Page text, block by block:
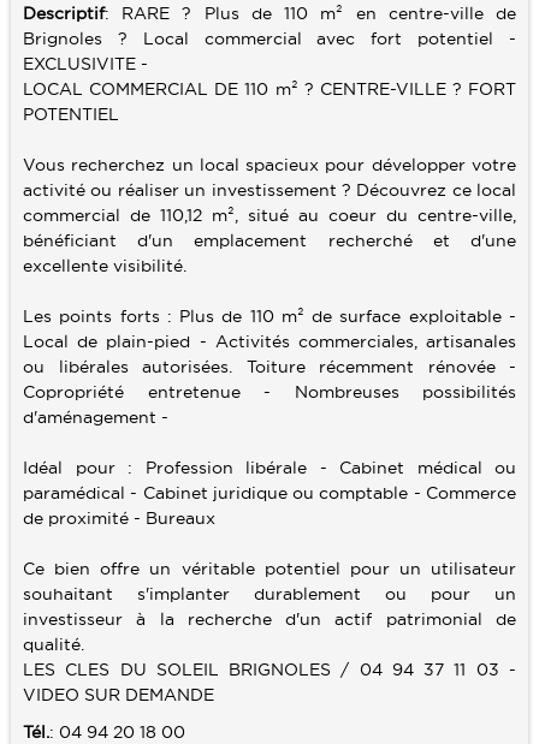
RECHERCHER
SERVICES
ALERTE E-MAIL
VENDRE UN BIEN
ESTIMATION
CALCULETTE
CONTACT
Descriptif: RARE ? Plus de 110 m² en centre-ville de
Brignoles ? Local commercial avec fort potentiel -
EXCLUSIVITE -
LOCAL COMMERCIAL DE 110 m² ? CENTRE-VILLE ? FORT
POTENTIEL
Vous recherchez un local spacieux pour développer votre
activité ou réaliser un investissement ? Découvrez ce local
commercial de 110,12 m², situé au coeur du centre-ville,
bénéficiant d'un emplacement recherché et d'une
excellente visibilité.
Les points forts : Plus de 110 m² de surface exploitable -
Local de plain-pied - Activités commerciales, artisanales
ou libérales autorisées. Toiture récemment rénovée -
Copropriété entretenue - Nombreuses possibilités
d'aménagement -
Idéal pour : Profession libérale - Cabinet médical ou
paramédical - Cabinet juridique ou comptable - Commerce
de proximité - Bureaux
Ce bien offre un véritable potentiel pour un utilisateur
souhaitant s'implanter durablement ou pour un
investisseur à la recherche d'un actif patrimonial de
qualité.
LES CLES DU SOLEIL BRIGNOLES / 04 94 37 11 03 -
VIDEO SUR DEMANDE
Tél.: 04 94 20 18 00